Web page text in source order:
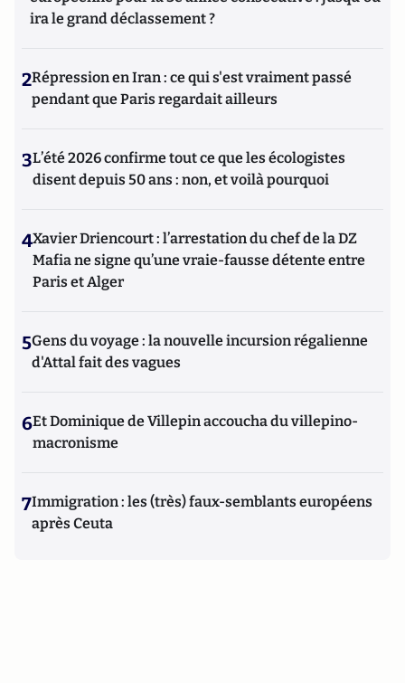
ira le grand déclassement ?
2Répression en Iran : ce qui s'est vraiment passé
pendant que Paris regardait ailleurs
3L’été 2026 confirme tout ce que les écologistes
disent depuis 50 ans : non, et voilà pourquoi
4Xavier Driencourt : l’arrestation du chef de la DZ
Mafia ne signe qu’une vraie-fausse détente entre
Paris et Alger
5Gens du voyage : la nouvelle incursion régalienne
d'Attal fait des vagues
6Et Dominique de Villepin accoucha du villepino-
macronisme
7Immigration : les (très) faux-semblants européens
après Ceuta